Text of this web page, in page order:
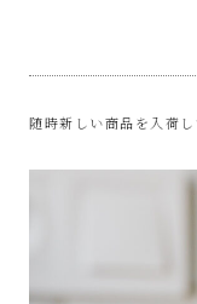
随時新しい商品を入荷